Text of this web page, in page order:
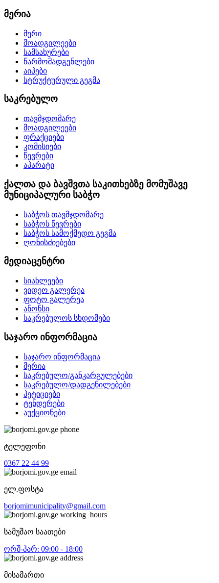
მერია
მერი
მოადგილეები
სამსახურები
წარმომადგენლები
აიპები
სტრუქტურული გეგმა
საკრებულო
თავმჯდომარე
მოადგილეები
ფრაქციები
კომისიები
წევრები
აპარატი
ქალთა და ბავშვთა საკითხებზე მომუშავე
მუნიციპალური საბჭო
საბჭოს თავმჯდომარე
საბჭოს წევრები
საბჭოს სამოქმედო გეგმა
ღონისძიებები
მედიაცენტრი
სიახლეები
ვიდეო გალერეა
ფოტო გალერეა
ანონსი
საკრებულოს სხდომები
საჯარო ინფორმაცია
საჯარო ინფორმაცია
მერია
საკრებულო/განკარგულებები
საკრებულო/დადგენილებები
პეტიციები
ტენდერები
აუქციონები
ტელეფონი
0367 22 44 99
ელ.ფოსტა
borjomimunicipality@gmail.com
სამუშაო საათები
ორშ-პარ: 09:00 - 18:00
მისამართი